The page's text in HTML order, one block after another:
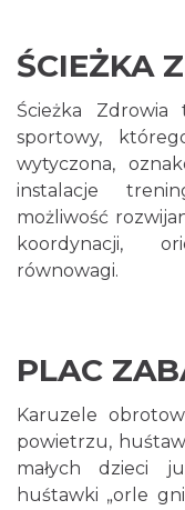
ŚCIEŻKA
Ścieżka
sportowy,
wytyczona,
instalacje
możliwość
koordynacji,
równowagi.
PLAC
Karuzele
powietrzu,
małych dzieci
huśtawki „orle